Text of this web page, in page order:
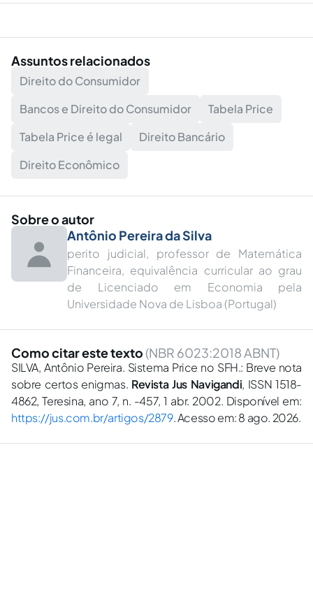
Assuntos relacionados
Direito do Consumidor
Bancos e Direito do Consumidor
Tabela Price
Tabela Price é legal
Direito Bancário
Direito Econômico
Sobre o autor
Antônio Pereira da Silva
perito judicial, professor de Matemática
Financeira, equivalência curricular ao grau
de Licenciado em Economia pela
Universidade Nova de Lisboa (Portugal)
Como citar este texto (NBR 6023:2018 ABNT)
SILVA, Antônio Pereira. Sistema Price no SFH.: Breve nota
sobre certos enigmas. Revista Jus Navigandi, ISSN 1518-
4862, Teresina, ano 7, n. -457, 1 abr. 2002. Disponível em:
https://jus.com.br/artigos/2879. Acesso em: 8 ago. 2026.